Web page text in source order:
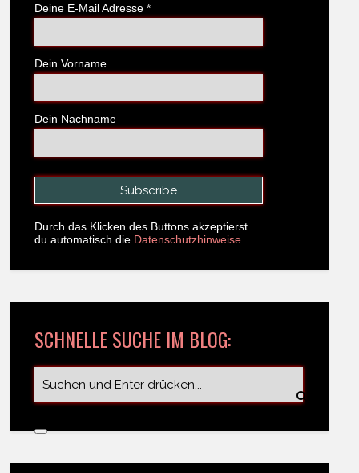
Deine E-Mail Adresse *
Dein Vorname
Dein Nachname
Durch das Klicken des Buttons akzeptierst
du automatisch die Datenschutzhinweise.
SCHNELLE SUCHE IM BLOG: